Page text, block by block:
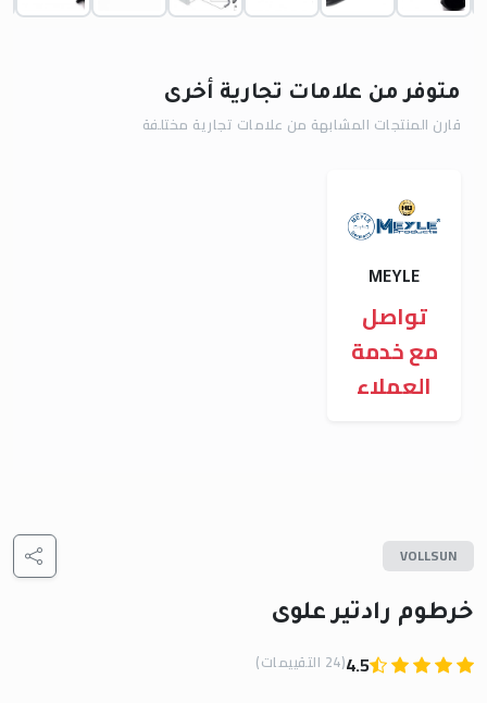
متوفر من علامات تجارية أخرى
قارن المنتجات المشابهة من علامات تجارية مختلفة
MEYLE
تواصل
مع خدمة
العملاء
VOLLSUN
خرطوم رادتير علوى
4.5(24 التقييمات)